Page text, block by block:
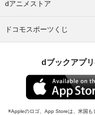
dアニメストア
ドコモスポーツくじ
dブックアプ
Appleのロゴ、App Storeは、米国も